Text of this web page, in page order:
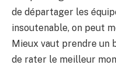
de départager les
insoutenable, on peut
Mieux vaut prendre un
de rater le meilleur